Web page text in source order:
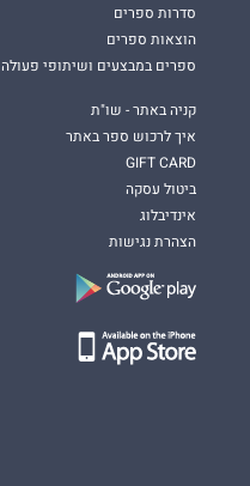
סדרות ספרים
הוצאות ספרים
ספרים במבצעים ושיתופי פעולה
קניה באתר - שו"ת
איך לרכוש ספר באתר
GIFT CARD
ביטול עסקה
אינדיבלוג
הצהרת נגישות